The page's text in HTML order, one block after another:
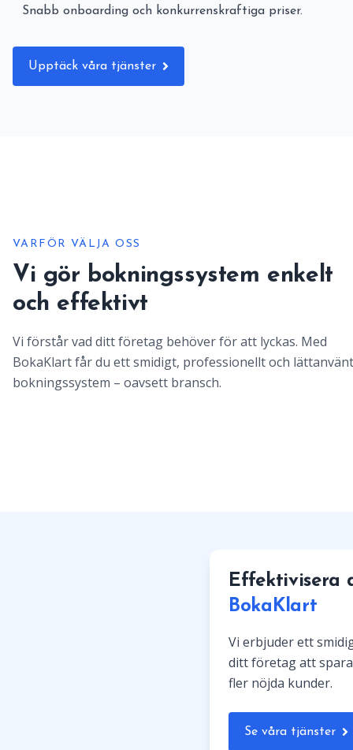
Snabb onboarding och konkurrenskraftiga priser.
Upptäck våra tjänster
VARFÖR VÄLJA OSS
Vi gör bokningssystem enkelt
och effektivt
Vi förstår vad ditt företag behöver för att lyckas. Med
BokaKlart får du ett smidigt, professionellt och lättanvänt
bokningssystem – oavsett bransch.
Effektivisera
BokaKlart
Vi erbjuder ett
ditt företag att
fler nöjda kunder.
Se våra tjänster